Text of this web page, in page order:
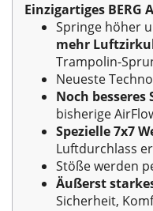
Einzigartiges BERG
Springe höher
mehr
Trampolin-
Neueste
Noch
bisherige
Spezielle 7x7
Luftdurchlass
Stöße werden
Äußerst
Sicherheit,